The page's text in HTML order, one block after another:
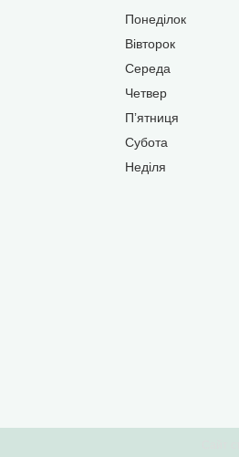
Понеділок
Вівторок
Середа
Четвер
Пʼятниця
Субота
Неділя